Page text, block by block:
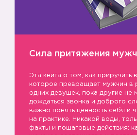
Сила притяжения
Эта книга о том, как приручить
которое превращает мужчин в
одних девушек, пока другие не
дождаться звонка и доброго
важно понять ценность себя и
на практике. Никакой воды,
факты и пошаговые действия: